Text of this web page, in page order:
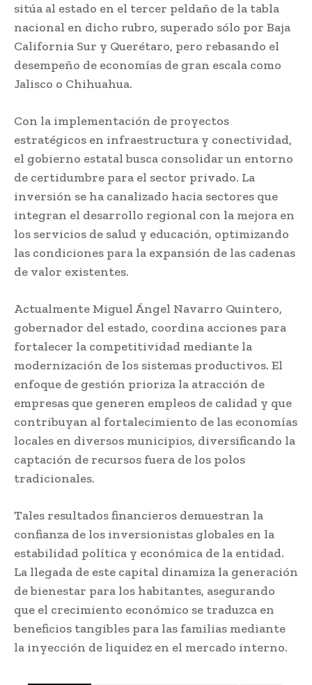
sitúa al estado en el tercer peldaño de la tabla
nacional en dicho rubro, superado sólo por Baja
California Sur y Querétaro, pero rebasando el
desempeño de economías de gran escala como
Jalisco o Chihuahua.
Con la implementación de proyectos
estratégicos en infraestructura y conectividad,
el gobierno estatal busca consolidar un entorno
de certidumbre para el sector privado. La
inversión se ha canalizado hacia sectores que
integran el desarrollo regional con la mejora en
los servicios de salud y educación, optimizando
las condiciones para la expansión de las cadenas
de valor existentes.
Actualmente Miguel Ángel Navarro Quintero,
gobernador del estado, coordina acciones para
fortalecer la competitividad mediante la
modernización de los sistemas productivos. El
enfoque de gestión prioriza la atracción de
empresas que generen empleos de calidad y que
contribuyan al fortalecimiento de las economías
locales en diversos municipios, diversificando la
captación de recursos fuera de los polos
tradicionales.
Tales resultados financieros demuestran la
confianza de los inversionistas globales en la
estabilidad política y económica de la entidad.
La llegada de este capital dinamiza la generación
de bienestar para los habitantes, asegurando
que el crecimiento económico se traduzca en
beneficios tangibles para las familias mediante
la inyección de liquidez en el mercado interno.